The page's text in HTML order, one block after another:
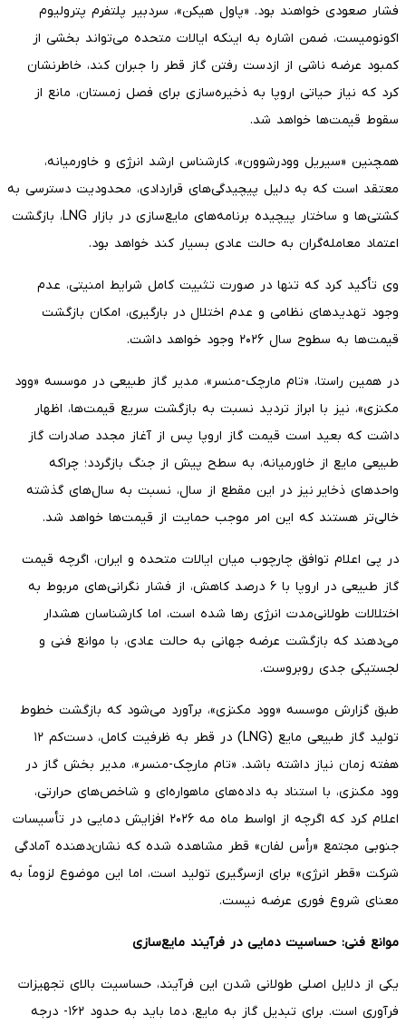
فشار صعودی خواهند بود. «پاول هیکن»، سردبیر پلتفرم پترولیوم
اکونومیست، ضمن اشاره به اینکه ایالات متحده می‌تواند بخشی از
کمبود عرضه ناشی از ازدست رفتن گاز قطر را جبران کند، خاطرنشان
کرد که نیاز حیاتی اروپا به ذخیره‌سازی برای فصل زمستان، مانع از
سقوط قیمت‌ها خواهد شد.
همچنین «سیریل وودرشوون»، کارشناس ارشد انرژی و خاورمیانه،
معتقد است که به دلیل پیچیدگی‌های قراردادی، محدودیت دسترسی به
کشتی‌ها و ساختار پیچیده برنامه‌های مایع‌سازی در بازار LNG، بازگشت
اعتماد معامله‌گران به حالت عادی بسیار کند خواهد بود.
وی تأکید کرد که تنها در صورت تثبیت کامل شرایط امنیتی، عدم
وجود تهدیدهای نظامی و عدم اختلال در بارگیری، امکان بازگشت
قیمت‌ها به سطوح سال ۲۰۲۶ وجود خواهد داشت.
در همین راستا، «تام مارچک-منسر»، مدیر گاز طبیعی در موسسه «وود
مکنزی»، نیز با ابراز تردید نسبت به بازگشت سریع قیمت‌ها، اظهار
داشت که بعید است قیمت گاز اروپا پس از آغاز مجدد صادرات گاز
طبیعی مایع از خاورمیانه، به سطح پیش از جنگ بازگردد؛ چراکه
واحدهای ذخایر نیز در این مقطع از سال، نسبت به سال‌های گذشته
خالی‌تر هستند که این امر موجب حمایت از قیمت‌ها خواهد شد.
در پی اعلام توافق چارچوب میان ایالات متحده و ایران، اگرچه قیمت
گاز طبیعی در اروپا با ۶ درصد کاهش، از فشار نگرانی‌های مربوط به
اختلالات طولانی‌مدت انرژی رها شده است، اما کارشناسان هشدار
می‌دهند که بازگشت عرضه جهانی به حالت عادی، با موانع فنی و
لجستیکی جدی روبروست.
طبق گزارش موسسه «وود مکنزی»، برآورد می‌شود که بازگشت خطوط
تولید گاز طبیعی مایع (LNG) در قطر به ظرفیت کامل، دست‌کم ۱۲
هفته زمان نیاز داشته باشد. «تام مارچک-منسر»، مدیر بخش گاز در
وود مکنزی، با استناد به داده‌های ماهواره‌ای و شاخص‌های حرارتی،
اعلام کرد که اگرچه از اواسط ماه مه ۲۰۲۶ افزایش دمایی در تأسیسات
جنوبی مجتمع «رأس لفان» قطر مشاهده شده که نشان‌دهنده آمادگی
شرکت «قطر انرژی» برای ازسرگیری تولید است، اما این موضوع لزوماً به
معنای شروع فوری عرضه نیست.
موانع فنی: حساسیت دمایی در فرآیند مایع‌سازی
یکی از دلایل اصلی طولانی شدن این فرآیند، حساسیت بالای تجهیزات
فرآوری است. برای تبدیل گاز به مایع، دما باید به حدود ۱۶۲- درجه